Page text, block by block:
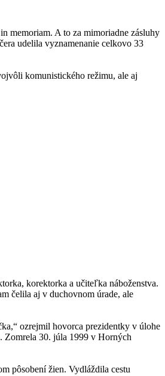
memoriam. A to za mimoriadne zásluhy
udelila vyznamenanie celkovo 33
komunistického režimu, ale aj
korektorka a učiteľka náboženstva.
čelila aj v duchovnom úrade, ale
ozrejmil hovorca prezidentky v úlohe
Zomrela 30. júla 1999 v Horných
pôsobení žien. Vydláždila cestu